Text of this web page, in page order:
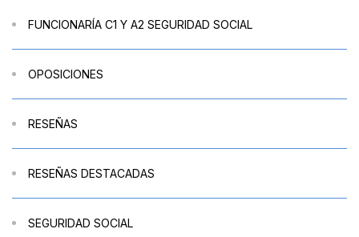
FUNCIONARÍA C1 Y A2 SEGURIDAD SOCIAL
OPOSICIONES
RESEÑAS
RESEÑAS DESTACADAS
SEGURIDAD SOCIAL